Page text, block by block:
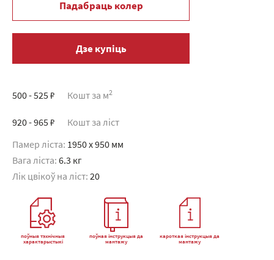
Падабраць колер
Дзе купіць
500 - 525 ₽ Кошт за м2
920 - 965 ₽ Кошт за ліст
Памер ліста: 1950 x 950 мм
Вага ліста: 6.3 кг
Лік цвікоў на ліст: 20
поўныя тэхнічныя
характарыстыкі
поўная інструкцыя да
мантажу
кароткая інструкцыя да
мантажу